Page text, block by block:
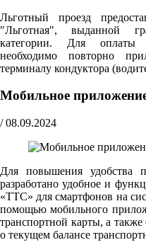
Льготный проезд
"Льготная", выданной
категории. Для оплаты
необходимо повторно
терминалу кондуктора
Мобильное
/ 08.09.2024
Для повышения удобства
разработано удобное и
«ТТС» для смартфонов на
помощью мобильного
транспортной карты, а
о текущем балансе